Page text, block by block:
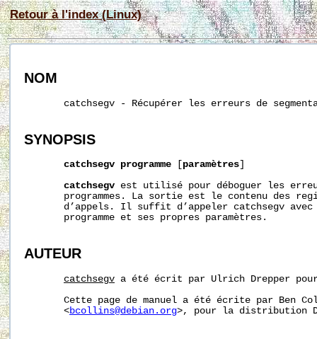
Retour à l'index (Linux)
NOM
catchsegv - Récupérer les erreurs de
SYNOPSIS
catchsegv programme paramètres
catchsegv est utilisé pour déboguer les
programmes. La sortie est le contenu des
d’appels. Il suffit d’appeler catchsegv
       programme et ses propres paramètres.
AUTEUR
catchsegv a été écrit par Ulrich Drepper
Cette page de manuel a été écrite par Ben
       <
bcollins@debian.org>, pour la distribution